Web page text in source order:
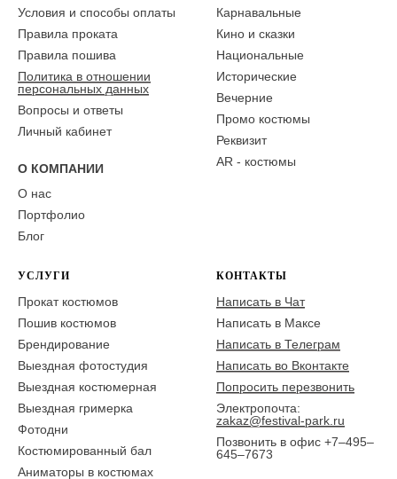
Условия и способы оплаты
Правила проката
Правила пошива
Политика в отношении
персональных данных
Вопросы и ответы
Личный кабинет
О КОМПАНИИ
О нас
Портфолио
Блог
Карнавальные
Кино и сказки
Национальные
Исторические
Вечерние
Промо костюмы
Реквизит
AR - костюмы
УСЛУГИ
Прокат костюмов
Пошив костюмов
Брендирование
Выездная фотостудия
Выездная костюмерная
Выездная гримерка
Фотодни
Костюмированный бал
Аниматоры в костюмах
КОНТАКТЫ
Написать в Чат
Написать в Максе
Написать в Телеграм
Написать во Вконтакте
Попросить перезвонить
Электропочта:
zakaz@festival-park.ru
Позвонить в офис +7–495–
645–7673